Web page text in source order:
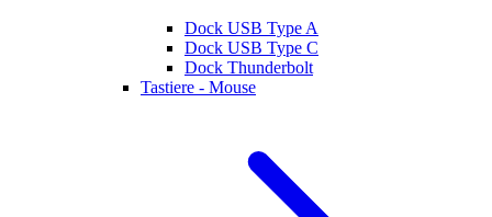
Dock USB Type A
Dock USB Type C
Dock Thunderbolt
Tastiere - Mouse